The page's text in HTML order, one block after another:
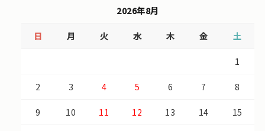
2026年8月
日 月 火 水 木 金 土
1
2 3 4 5 6 7 8
9 10 11 12 13 14 15